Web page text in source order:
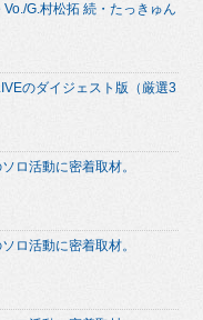
G.村松拓 続・たっきゅん
のダイジェスト版（厳選3
ロ活動に密着取材。
ロ活動に密着取材。